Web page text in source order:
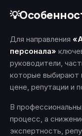
💡
Для направления
персонала»
руководители,
которые выбирают
цене, репутации и
В
процесс, а
экспертность,